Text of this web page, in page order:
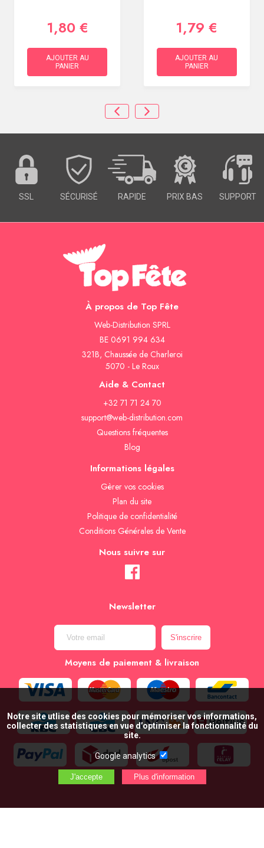
1,80 €
AJOUTER AU
PANIER
1,79 €
AJOUTER AU
PANIER
SSL SÉCURISÉ RAPIDE PRIX BAS SUPPORT
À propos de Top Fête
Web-Distribution SPRL
BE 0691 994 634
321B, Chaussée de Charleroi
5070 - Le Roux
Aide & Contact
+32 71 71 24 70
support@web-distribution.com
Questions fréquentes
Blog
Informations légales
Gèrer vos cookies
Plan du site
Politique de confidentialité
Conditions Générales de Vente
Nous suivre sur
Newsletter
Moyens de paiement & livraison
Notre site utlise des cookies pour mémoriser vos informations,
collecter des statistiques en vue d’optimiser la fonctionnalité du
site.
Google analytics